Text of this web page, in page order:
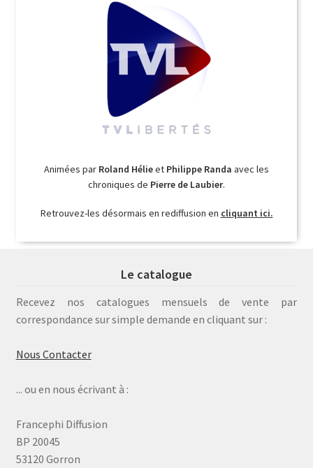
Animées par Roland Hélieet Philippe Randa avec les
chroniques de Pierre de Laubier.
Retrouvez-les désormais en rediffusion en cliquant ici.
Le catalogue
Recevez nos catalogues mensuels de vente par
correspondance sur simple demande en cliquant sur :
Nous Contacter
... ou en nous écrivant à :
Francephi Diffusion
BP 20045
53120 Gorron